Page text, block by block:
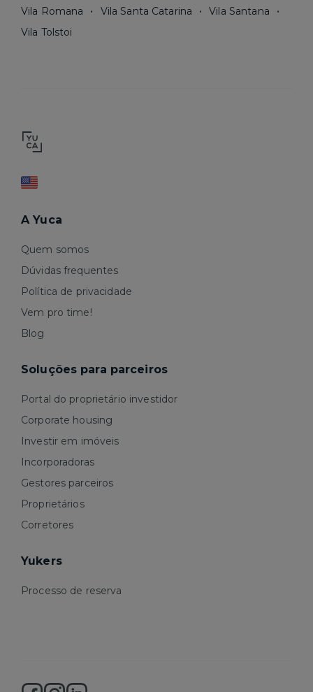
Vila Romana
Vila Santa Catarina
Vila Santana
Vila Tolstoi
A Yuca
Quem somos
Dúvidas frequentes
Política de privacidade
Vem pro time!
Blog
Soluções para parceiros
Portal do proprietário investidor
Corporate housing
Investir em imóveis
Incorporadoras
Gestores parceiros
Proprietários
Corretores
Yukers
Processo de reserva